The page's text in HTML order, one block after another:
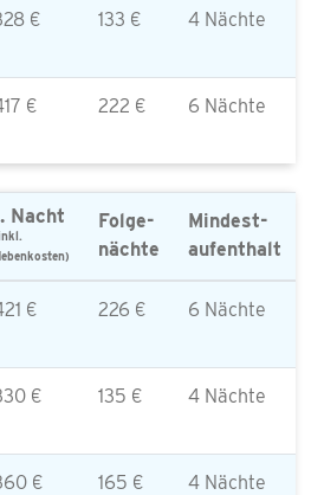
€ 133 € 4 Nächte
€ 222 € 6 Nächte
Nacht
Folge-
nächte
Mindest-
aufenthalt
€ 226 € 6 Nächte
€ 135 € 4 Nächte
€ 165 € 4 Nächte